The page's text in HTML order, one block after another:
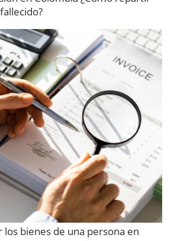
los bienes de una persona en